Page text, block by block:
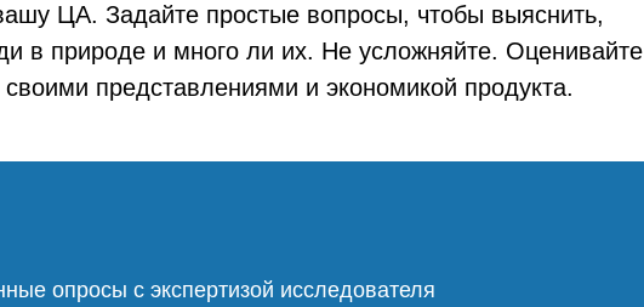
ЦА. Задайте простые вопросы, чтобы выяснить,
в природе и много ли их. Не усложняйте. Оценивайте
представлениями и экономикой продукта.
опросы с экспертизой исследователя